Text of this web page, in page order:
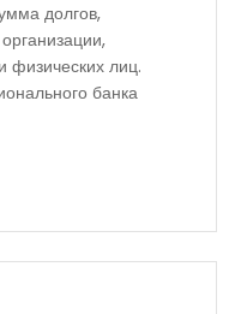
долгов,
физических лиц.
банка